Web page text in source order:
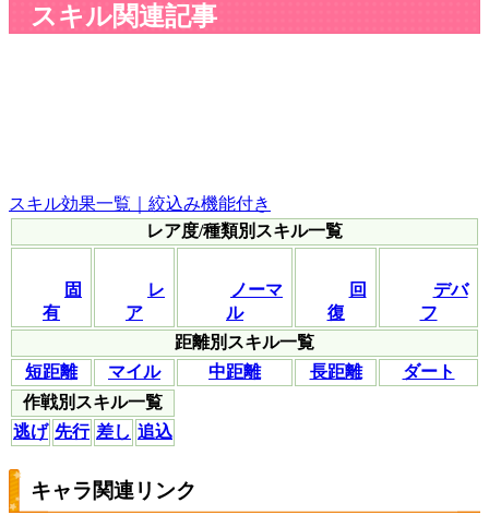
スキル関連記事
スキル効果一覧｜絞込み機能付き
レア度/種類別スキル一覧
固
有
レ
ア
ノーマ
ル
回
復
デバ
フ
距離別スキル一覧
短距離
マイル 中距離 長距離
ダート
作戦別スキル一覧
逃げ 先行 差し 追込
キャラ関連リンク